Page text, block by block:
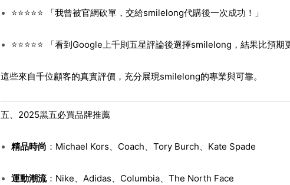
⭐⭐⭐⭐⭐ 「我曾被官網砍單，交給smilelong代購後一次成功！」
⭐⭐⭐⭐⭐ 「看到Google上千則五星評論後選擇smilelong，結果比預期
這些來自千位顧客的真實評價，充分展現smilelong的專業與可靠。
五、2025黑五必買品牌推薦
精品時尚 ：Michael Kors、Coach、Tory Burch、Kate Spade
運動潮流：Nike、Adidas、Columbia、The North Face